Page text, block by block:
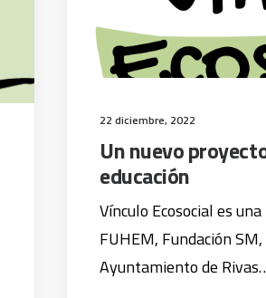
22 diciembre, 2022
Un nuevo
educación
Vínculo Ecosocial es
FUHEM, Fundación
Ayuntamiento de